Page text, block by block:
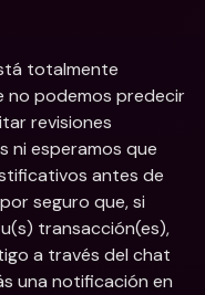
totalmente
no podemos predecir
revisiones
ni esperamos que
antes de
seguro que, si
transacción(es),
a través del chat
una notificación en